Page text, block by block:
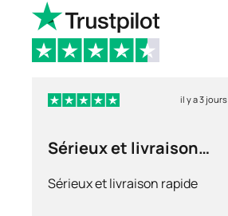
il y a 3 jours
Sérieux et livraison
Sérieux et livraison rapide